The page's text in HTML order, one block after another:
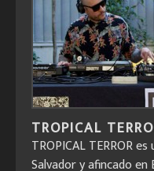
TROPICAL
TROPICAL TERROR
Salvador y afincado en